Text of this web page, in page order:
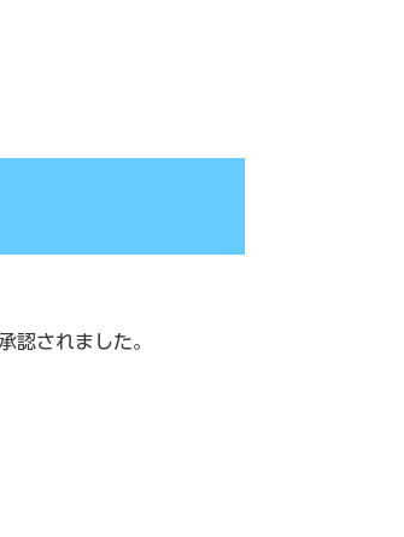
されました。